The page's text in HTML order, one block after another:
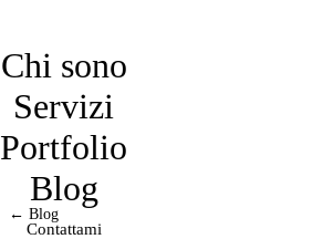
Chi sono
Servizi
Portfolio
Blog
Contattami
← Blog